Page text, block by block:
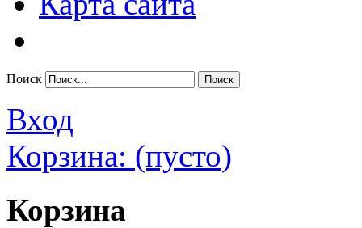
Поиск
Вход
Корзина: (пусто)
Корзина